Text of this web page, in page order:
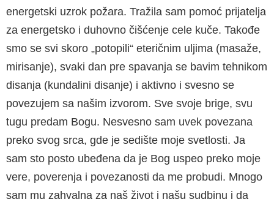
energetski uzrok požara. Tražila sam pomoć prijatelja
za energetsko i duhovno čišćenje cele kuče. Takođe
smo se svi skoro „potopili“ eteričnim uljima (masaže,
mirisanje), svaki dan pre spavanja se bavim tehnikom
disanja (kundalini disanje) i aktivno i svesno se
povezujem sa našim izvorom. Sve svoje brige, svu
tugu predam Bogu. Nesvesno sam uvek povezana
preko svog srca, gde je sedište moje svetlosti. Ja
sam sto posto ubeđena da je Bog uspeo preko moje
vere, poverenja i povezanosti da me probudi. Mnogo
sam mu zahvalna za naš život i našu sudbinu i da